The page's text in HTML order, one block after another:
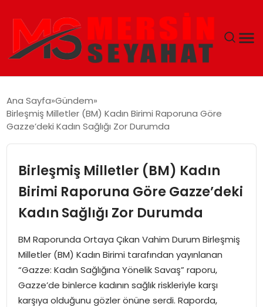
EKONOMI
TEKNOLOJI
GÜNCEL
Ana Sayfa Gündem
Birleşmiş Milletler (BM) Kadın Birimi Raporuna Göre
Gazze’deki Kadın Sağlığı Zor Durumda
Birleşmiş Milletler (BM) Kadın
Birimi Raporuna Göre Gazze’deki
Kadın Sağlığı Zor Durumda
BM Raporunda Ortaya Çıkan Vahim Durum Birleşmiş
Milletler (BM) Kadın Birimi tarafından yayınlanan
“Gazze: Kadın Sağlığına Yönelik Savaş” raporu,
Gazze’de binlerce kadının sağlık riskleriyle karşı
karşıya olduğunu gözler önüne serdi. Raporda,